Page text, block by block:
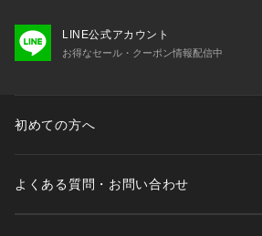
LINE公式アカウント
お得なセール・クーポン情報配信中
初めての方へ
よくある質問・お問い合わせ